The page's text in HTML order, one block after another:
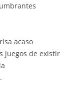
acaso
juegos de existir